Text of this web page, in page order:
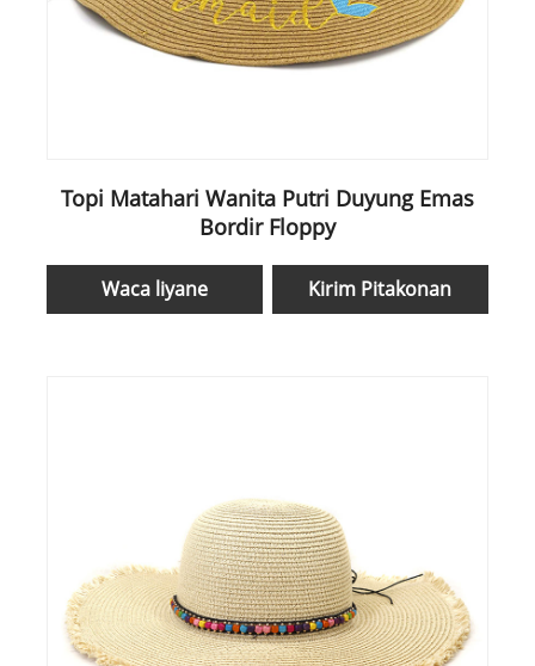
Topi Matahari Wanita Putri Duyung Emas
Bordir Floppy
Waca liyane Kirim Pitakonan